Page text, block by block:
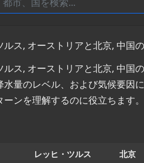
ルス, オーストリアと北京, 中国
ルス, オーストリアと北京, 中国
水量のレベル、および気候要因
ンを理解するのに役立ちます。
レッヒ・ツルス 北京